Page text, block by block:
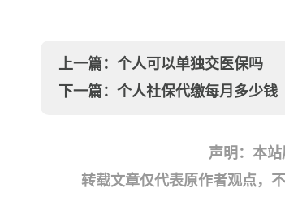
上一篇： 个人可以单独交医保吗
下一篇： 个人社保代缴每月多少钱
声明：本
转载文章仅代表原作者观点，